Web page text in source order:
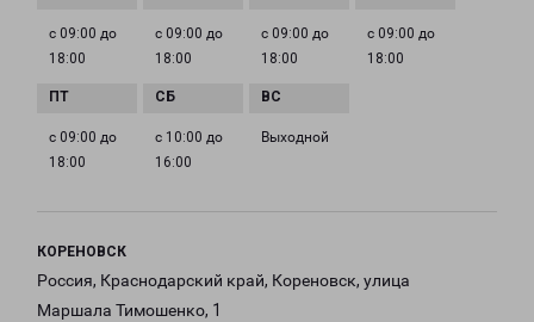
с 09:00 до
18:00
с 09:00 до
18:00
с 09:00 до
18:00
с 09:00 до
18:00
с 09:00 до
18:00
с 10:00 до
16:00
Выходной
КОРЕНОВСК
Россия, Краснодарский край, Кореновск, улица
Маршала Тимошенко, 1